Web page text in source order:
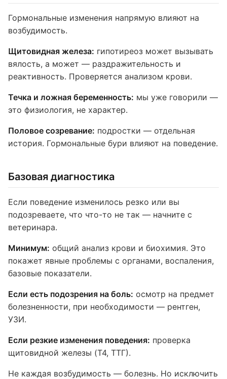
Гормональные изменения напрямую влияют на
возбудимость.
Щитовидная железа: гипотиреоз может вызывать
вялость, а может — раздражительность и
реактивность. Проверяется анализом крови.
Течка и ложная беременность: мы уже говорили —
это физиология, не характер.
Половое созревание: подростки — отдельная
история. Гормональные бури влияют на поведение.
Базовая диагностика
Если поведение изменилось резко или вы
подозреваете, что что-то не так — начните с
ветеринара.
Минимум: общий анализ крови и биохимия. Это
покажет явные проблемы с органами, воспаления,
базовые показатели.
Если есть подозрения на боль: осмотр на предмет
болезненности, при необходимости — рентген,
УЗИ.
Если резкие изменения поведения: проверка
щитовидной железы (T4, ТТГ).
Не каждая возбудимость — болезнь. Но исключить